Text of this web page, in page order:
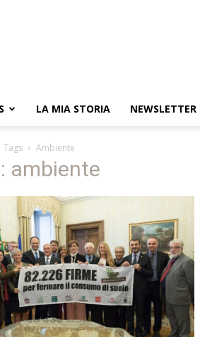
LA MIA STORIA NEWSLETTER
Tags Ambiente
ambiente